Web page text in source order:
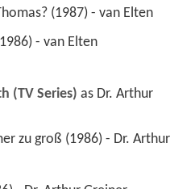
(1987) - van Elten
- van Elten
(TV Series) as Dr. Arthur